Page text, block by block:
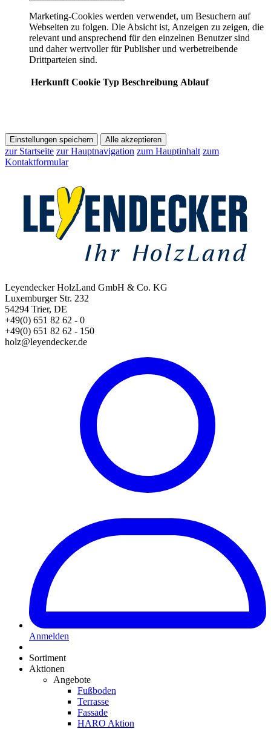
Marketing-Cookies werden verwendet, um Besuchern auf
Webseiten zu folgen. Die Absicht ist, Anzeigen zu zeigen, die
relevant und ansprechend für den einzelnen Benutzer sind
und daher wertvoller für Publisher und werbetreibende
Drittparteien sind.
Herkunft Cookie Typ Beschreibung Ablauf
Einstellungen speichern Alle akzeptieren
zur Startseite zur Hauptnavigation zum Hauptinhalt zum
Kontaktformular
Leyendecker HolzLand GmbH & Co. KG
Luxemburger Str. 232
54294 Trier, DE
+49(0) 651 82 62 - 0
+49(0) 651 82 62 - 150
holz@leyendecker.de
Anmelden
Sortiment
Aktionen
Angebote
Fußboden
Terrasse
Fassade
HARO Aktion